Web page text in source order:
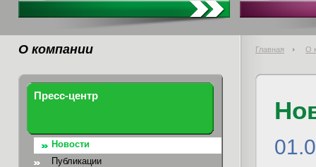
О компании Главная О
Пресс-центр
Новости
Публикации